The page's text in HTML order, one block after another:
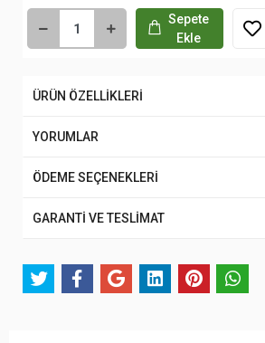
Sepete
Ekle
ÜRÜN ÖZELLİKLERİ
YORUMLAR
ÖDEME SEÇENEKLERİ
GARANTİ VE TESLİMAT